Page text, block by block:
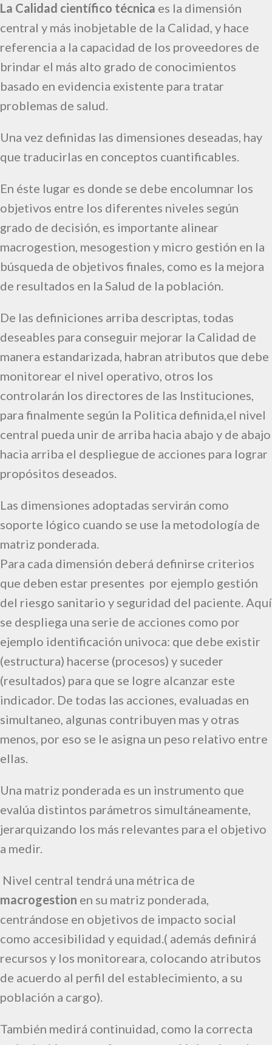
La Calidad científico técnica es la dimensión
central y más inobjetable de la Calidad, y hace
referencia a la capacidad de los proveedores de
brindar el más alto grado de conocimientos
basado en evidencia existente para tratar
problemas de salud.
Una vez definidas las dimensiones deseadas, hay
que traducirlas en conceptos cuantificables.
En éste lugar es donde se debe encolumnar los
objetivos entre los diferentes niveles según
grado de decisión, es importante alinear
macrogestion, mesogestion y micro gestión en la
búsqueda de objetivos finales, como es la mejora
de resultados en la Salud de la población.
De las definiciones arriba descriptas, todas
deseables para conseguir mejorar la Calidad de
manera estandarizada, habran atributos que debe
monitorear el nivel operativo, otros los
controlarán los directores de las Instituciones,
para finalmente según la Politica definida,el nivel
central pueda unir de arriba hacia abajo y de abajo
hacia arriba el despliegue de acciones para lograr
propósitos deseados.
Las dimensiones adoptadas servirán como
soporte lógico cuando se use la metodología de
matriz ponderada.
Para cada dimensión deberá definirse criterios
que deben estar presentes por ejemplo gestión
del riesgo sanitario y seguridad del paciente. Aquí
se despliega una serie de acciones como por
ejemplo identificación univoca: que debe existir
(estructura) hacerse (procesos) y suceder
(resultados) para que se logre alcanzar este
indicador. De todas las acciones, evaluadas en
simultaneo, algunas contribuyen mas y otras
menos, por eso se le asigna un peso relativo entre
ellas.
Una matriz ponderada es un instrumento que
evalúa distintos parámetros simultáneamente,
jerarquizando los más relevantes para el objetivo
a medir.
Nivel central tendrá una métrica de
macrogestion en su matriz ponderada,
centrándose en objetivos de impacto social
como accesibilidad y equidad.( además definirá
recursos y los monitoreara, colocando atributos
de acuerdo al perfil del establecimiento, a su
población a cargo).
También medirá continuidad, como la correcta